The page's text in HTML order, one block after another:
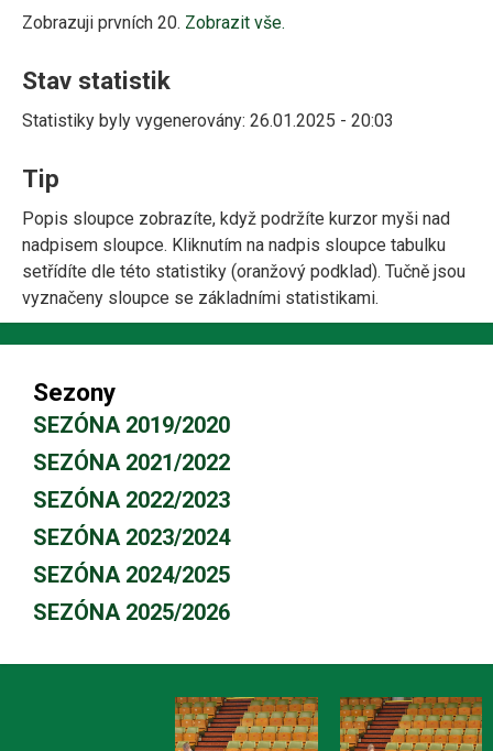
Zobrazuji prvních 20. Zobrazit vše.
Stav statistik
Statistiky byly vygenerovány: 26.01.2025 - 20:03
Tip
Popis sloupce zobrazíte, když podržíte kurzor myši nad
nadpisem sloupce. Kliknutím na nadpis sloupce tabulku
setřídíte dle této statistiky (oranžový podklad). Tučně jsou
vyznačeny sloupce se základními statistikami.
Sezony
SEZÓNA 2019/2020
SEZÓNA 2021/2022
SEZÓNA 2022/2023
SEZÓNA 2023/2024
SEZÓNA 2024/2025
SEZÓNA 2025/2026